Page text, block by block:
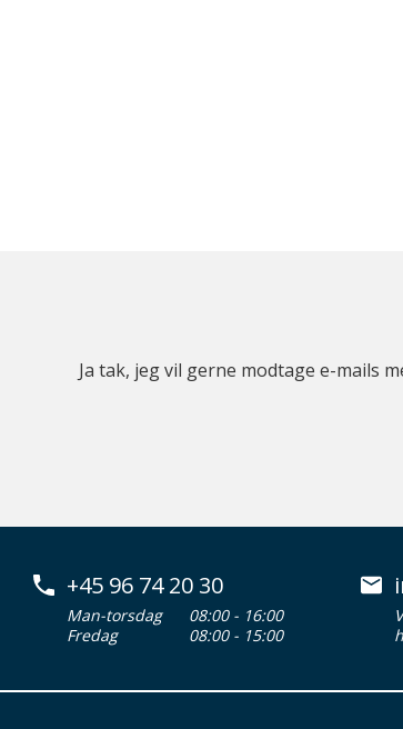
Ja tak, jeg vil gerne modtage e-mails
+45 96 74 20 30
Man-torsdag
08:00 - 16:00
Fredag
08:00 - 15:00